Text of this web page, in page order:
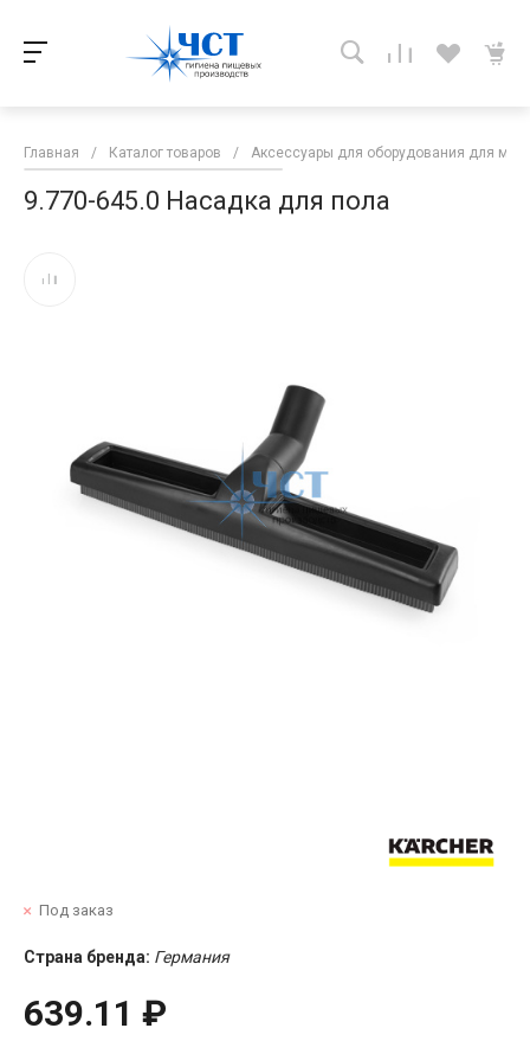
Главная / Каталог товаров / Аксессуары для оборудования для
9.770-645.0 Насадка для пола
Под заказ
Страна бренда: Германия
639.11 ₽